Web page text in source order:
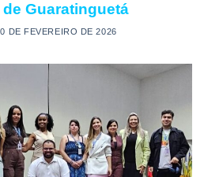
Guaratinguetá
DE FEVEREIRO DE 2026